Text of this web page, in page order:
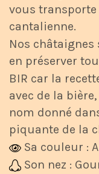
vous
cantalienne.
Nos
en préserver
BIR car la
avec de la
nom donné
piquante de la
Sa couleur :
Son nez :